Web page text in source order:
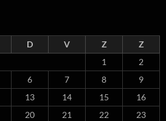
D V Z
Z
1
2
6 7 8
9
13 14 15
16
20 21 22
23